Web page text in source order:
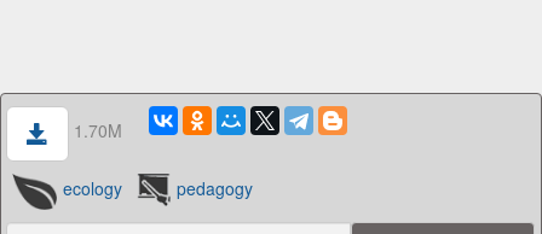
1.70M
ecology pedagogy